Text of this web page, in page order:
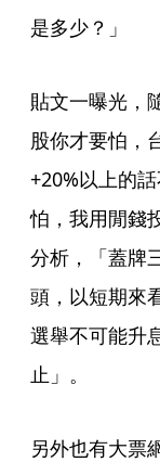
是多少？」
貼文一曝光，
股你才要怕，
+20%以上的
怕，我用閒錢
分析，「蓋牌
頭，以短期來
選舉不可能升
止」。
另外也有大票